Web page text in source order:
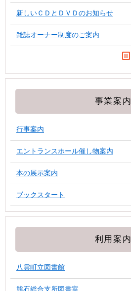
新しいＣＤとＤＶＤのお知らせ
雑誌オーナー制度のご案内
事業案内
行事案内
エントランスホール催し物案内
本の展示案内
ブックスタート
利用案内
八雲町立図書館
熊石総合支所図書室